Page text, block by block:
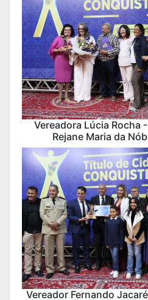
Vereadora Lúcia Rocha
Rejane Maria da
Vereador Fernando